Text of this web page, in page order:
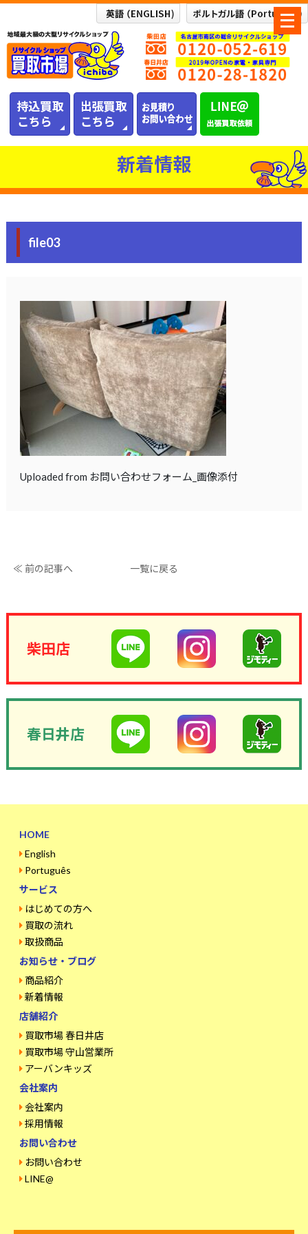
メ
ニ
ュ
ー
新着情報
file03
Uploaded from お問い合わせフォーム_画像添付
≪ 前の記事へ 一覧に戻る
柴田店
春日井店
HOME
English
Português
サービス
はじめての方へ
買取の流れ
取扱商品
お知らせ・ブログ
商品紹介
新着情報
店舗紹介
買取市場 春日井店
買取市場 守山営業所
アーバンキッズ
会社案内
会社案内
採用情報
お問い合わせ
お問い合わせ
LINE@